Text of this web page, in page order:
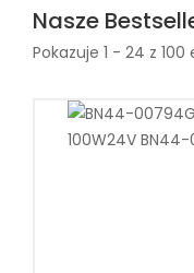
Nasze
Pokazuje 1 - 24 z